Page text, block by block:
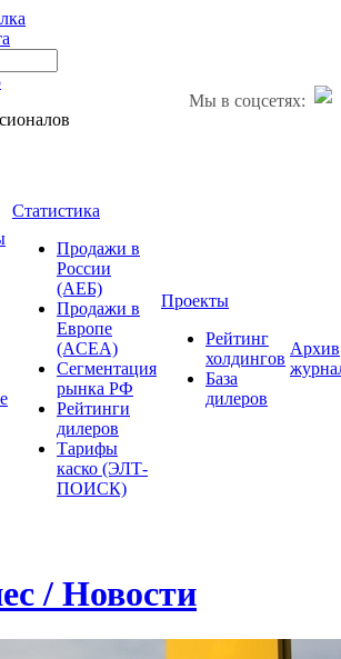
Мы в соцсетях:
Статистика
Продажи в
России
(АЕБ)
Продажи в
Европе
(ACEA)
Сегментация
рынка РФ
Рейтинги
дилеров
Тарифы
каско (ЭЛТ-
ПОИСК)
Проекты
Рейтинг
холдингов
База
дилеров
Архив
/ Новости